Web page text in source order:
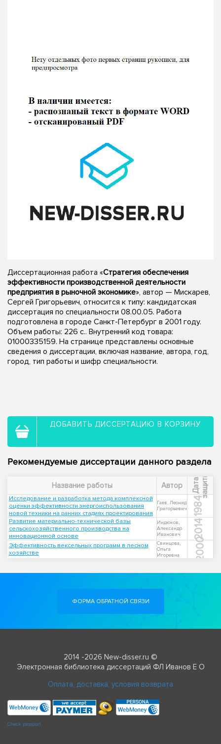
Диссертационная работа «Стратегия обеспечения
эффективности производственной деятельности
предприятия в рыночной экономике», автор — Мискарев,
Сергей Григорьевич, относится к типу: кандидатская
диссертация по специальности 08.00.05. Работа
подготовлена в городе Санкт-Петербург в 2001 году.
Объем работы: 226 с.. Внутренний код товара:
01000335159. На странице представлены основные
сведения о диссертации, включая название, автора, год,
город, тип работы и шифр специальности.
ДОБАВИТЬ ДИССЕРТАЦИЮ В КОРЗИНУ
Рекомендуемые диссертации данного раздела
Название работы Автор Д
а
т
а
з
а
щ
и
т ы
Исследование и разработка метода комплексной
оценки эффективности энергоиспользования
новой техники на ранних стадиях проектирования
Гаев, Леонид
Григорьевич
1984
Развитие материально-технической базы
сельскохозяйственного производства на
инновационной основе
Индюков,
Александр
Иванович
2014
Эффективность вексельных программ в лесном
хозяйстве
Свинцова,
Ольга
Игоревна
2000
ФОРМА ОБРАТНОЙ СВЯЗИ
2014 -2026 New-disser.ru ©
Электронная библиотека диссертаций ФЛ Иванов Е О
Оплата, доставка, условия возврата
Check passport